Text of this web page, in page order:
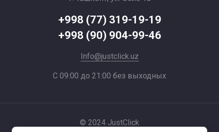
+998 (77) 319-19-19
+998 (90) 904-99-46
Info@justclick.uz
С 09:00 до 21:00 без выходных
© 2024 JustClick